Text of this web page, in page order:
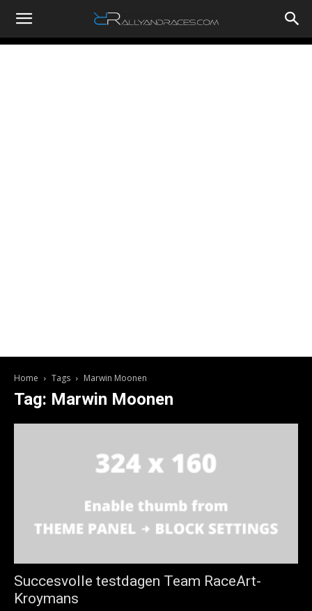
RallyandRaces.com
Home Tags Marwin Moonen
Tag: Marwin Moonen
Succesvolle testdagen Team RaceArt-
Kroymans